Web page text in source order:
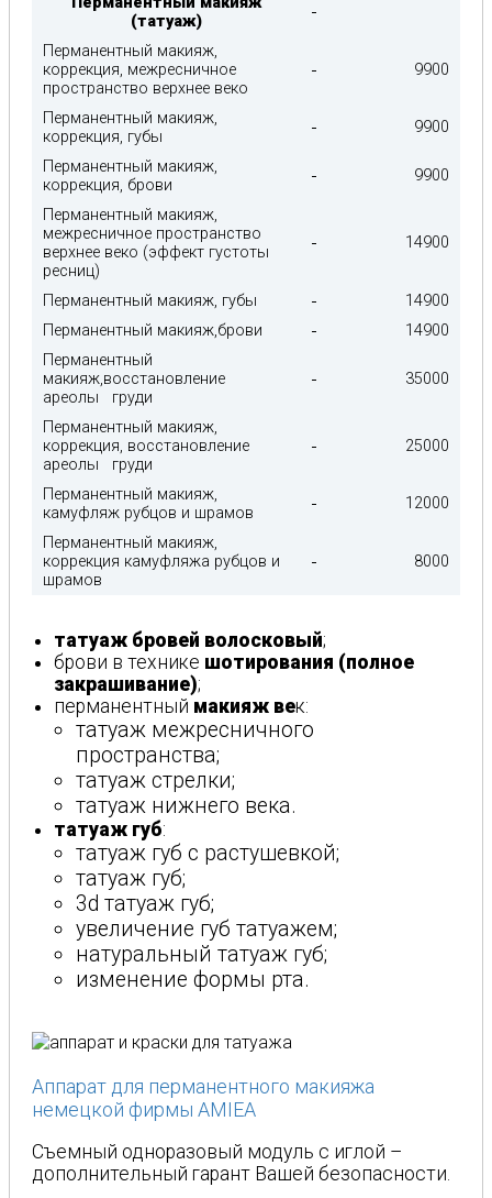
(татуаж)
Перманентный макияж,
коррекция, межресничное
пространство верхнее веко
9900
Перманентный макияж,
коррекция, губы
9900
Перманентный макияж,
коррекция, брови
9900
Перманентный макияж,
межресничное пространство
верхнее веко (эффект густоты
ресниц)
14900
Перманентный макияж, губы
14900
Перманентный макияж,брови
14900
Перманентный
макияж,восстановление
ареолы груди
35000
Перманентный макияж,
коррекция, восстановление
ареолы груди
25000
Перманентный макияж,
камуфляж рубцов и шрамов
12000
Перманентный макияж,
коррекция камуфляжа рубцов и
шрамов
8000
татуаж бровей волосковый;
брови в технике шотирования (полное
закрашивание);
перманентный макияж век:
татуаж межресничного
пространства;
татуаж стрелки;
татуаж нижнего века.
татуаж губ:
татуаж губ с растушевкой;
татуаж губ;
3d татуаж губ;
увеличение губ татуажем;
натуральный татуаж губ;
изменение формы рта.
Аппарат для перманентного макияжа
немецкой фирмы AMIEA
Съемный одноразовый модуль с иглой –
дополнительный гарант Вашей безопасности.